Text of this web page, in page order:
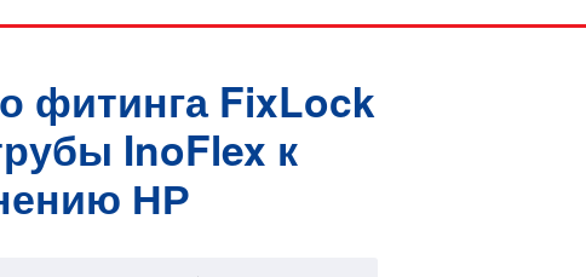
фитинга FixLock
InoFlex к
НР